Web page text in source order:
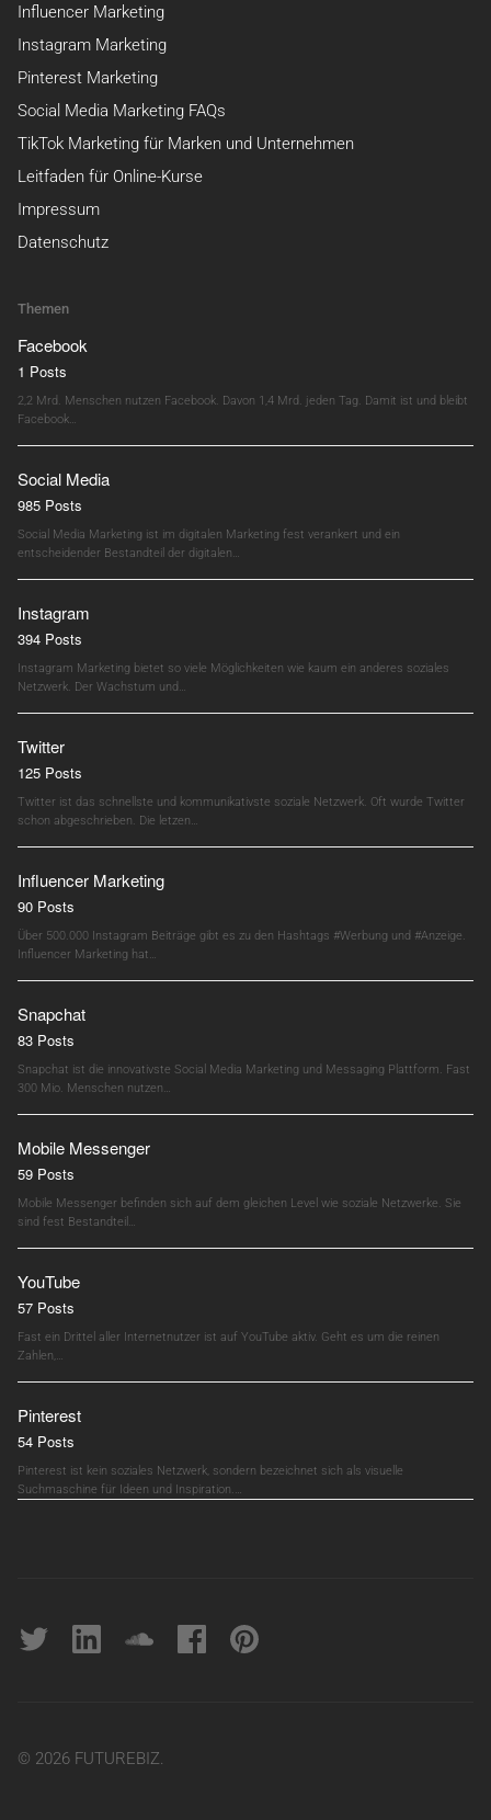
Influencer Marketing
Instagram Marketing
Pinterest Marketing
Social Media Marketing FAQs
TikTok Marketing für Marken und Unternehmen
Leitfaden für Online-Kurse
Impressum
Datenschutz
Themen
Facebook
1 Posts
2,2 Mrd. Menschen nutzen Facebook. Davon 1,4 Mrd. jeden Tag. Damit ist und bleibt
Facebook…
Social Media
985 Posts
Social Media Marketing ist im digitalen Marketing fest verankert und ein
entscheidender Bestandteil der digitalen…
Instagram
394 Posts
Instagram Marketing bietet so viele Möglichkeiten wie kaum ein anderes soziales
Netzwerk. Der Wachstum und…
Twitter
125 Posts
Twitter ist das schnellste und kommunikativste soziale Netzwerk. Oft wurde Twitter
schon abgeschrieben. Die letzen…
Influencer Marketing
90 Posts
Über 500.000 Instagram Beiträge gibt es zu den Hashtags #Werbung und #Anzeige.
Influencer Marketing hat…
Snapchat
83 Posts
Snapchat ist die innovativste Social Media Marketing und Messaging Plattform. Fast
300 Mio. Menschen nutzen…
Mobile Messenger
59 Posts
Mobile Messenger befinden sich auf dem gleichen Level wie soziale Netzwerke. Sie
sind fest Bestandteil…
YouTube
57 Posts
Fast ein Drittel aller Internetnutzer ist auf YouTube aktiv. Geht es um die reinen
Zahlen,…
Pinterest
54 Posts
Pinterest ist kein soziales Netzwerk, sondern bezeichnet sich als visuelle
Suchmaschine für Ideen und Inspiration.…
Twitter linkedin soundcloudFacebookpinterest
© 2026 FUTUREBIZ.